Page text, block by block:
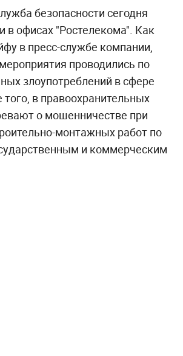
безопасности сегодня
в офисах "Ростелекома". Как
в пресс-службе компании,
проводились по
злоупотреблений в сфере
в правоохранительных
о мошенничестве при
монтажных работ по
и коммерческим